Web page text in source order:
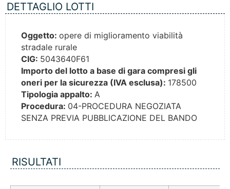
DETTAGLIO LOTTI
Oggetto: opere di miglioramento viabilità
stradale rurale
CIG: 5043640F61
Importo del lotto a base di gara compresi gli
oneri per la sicurezza (IVA esclusa): 178500
Tipologia appalto: A
Procedura: 04-PROCEDURA NEGOZIATA
SENZA PREVIA PUBBLICAZIONE DEL BANDO
RISULTATI